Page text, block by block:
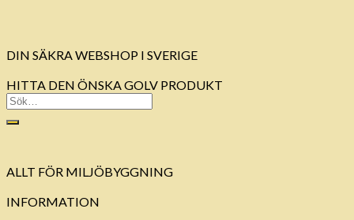
DIN SÄKRA WEBSHOP I SVERIGE
HITTA DEN ÖNSKA GOLV PRODUKT
ALLT FÖR MILJÖBYGGNING
INFORMATION